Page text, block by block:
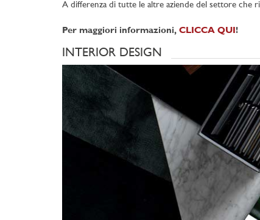
A differenza di tutte le altre aziende del settore che
Per maggiori informazioni, CLICCA QUI!
INTERIOR DESIGN